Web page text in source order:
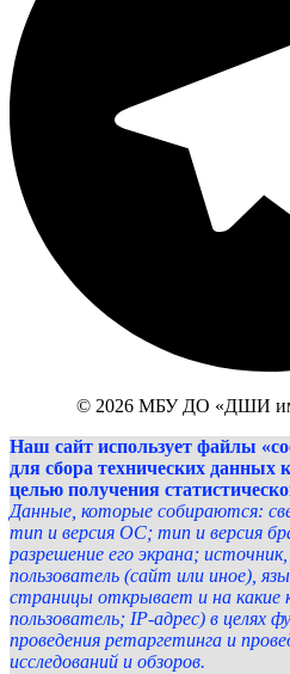
© 2026 МБУ ДО «ДШИ
Наш сайт использует файлы
для сбора технических данных
целью получения
Данные, которые собираются:
тип и версия ОС; тип и версия
разрешение его экрана;
пользователь (сайт или иное),
страницы открывает и на какие
пользователь; IP-адрес) в целях
проведения ретаргетинга и
исследований и обзоров.